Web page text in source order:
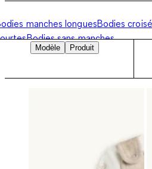
manches longuesBodies
Bodies sans manches
Modèle
Produit